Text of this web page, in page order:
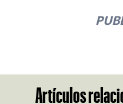
Artículos